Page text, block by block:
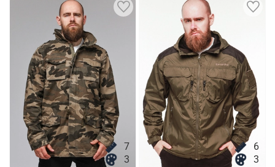
7
3
6
3